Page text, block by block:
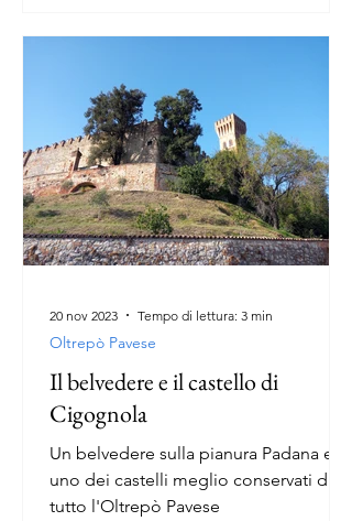
Il belvedere e il castello di
Cigognola
Un belvedere sulla pianura Padana e
uno dei castelli meglio conservati di
tutto l'Oltrepò Pavese
Oltrepò Pavese
20 nov 2023 Tempo di lettura: 3 min